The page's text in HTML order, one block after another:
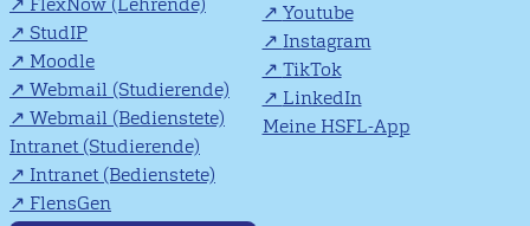
StudIP
Moodle
Webmail (Studierende)
Webmail (Bedienstete)
Intranet (Studierende)
Intranet (Bedienstete)
FlensGen
Youtube
Instagram
TikTok
LinkedIn
Meine HSFL-App